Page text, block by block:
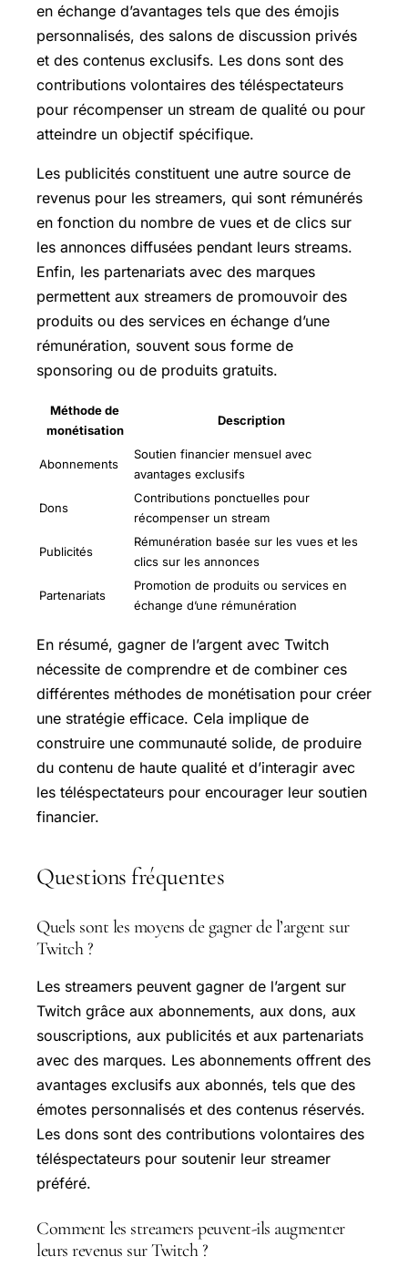
en échange d’avantages tels que des émojis
personnalisés, des salons de discussion privés
et des contenus exclusifs. Les dons sont des
contributions volontaires des téléspectateurs
pour récompenser un stream de qualité ou pour
atteindre un objectif spécifique.
Les publicités constituent une autre source de
revenus pour les streamers, qui sont rémunérés
en fonction du nombre de vues et de clics sur
les annonces diffusées pendant leurs streams.
Enfin, les partenariats avec des marques
permettent aux streamers de promouvoir des
produits ou des services en échange d’une
rémunération, souvent sous forme de
sponsoring ou de produits gratuits.
Méthode de
monétisation
Description
Abonnements
Soutien financier mensuel avec
avantages exclusifs
Dons
Contributions ponctuelles pour
récompenser un stream
Publicités
Rémunération basée sur les vues et les
clics sur les annonces
Partenariats
Promotion de produits ou services en
échange d’une rémunération
En résumé, gagner de l’argent avec Twitch
nécessite de comprendre et de combiner ces
différentes méthodes de monétisation pour créer
une stratégie efficace. Cela implique de
construire une communauté solide, de produire
du contenu de haute qualité et d’interagir avec
les téléspectateurs pour encourager leur soutien
financier.
Questions fréquentes
Quels sont les moyens de gagner de l’argent sur
Twitch ?
Les streamers peuvent gagner de l’argent sur
Twitch grâce aux abonnements, aux dons, aux
souscriptions, aux publicités et aux partenariats
avec des marques. Les abonnements offrent des
avantages exclusifs aux abonnés, tels que des
émotes personnalisés et des contenus réservés.
Les dons sont des contributions volontaires des
téléspectateurs pour soutenir leur streamer
préféré.
Comment les streamers peuvent-ils augmenter
leurs revenus sur Twitch ?